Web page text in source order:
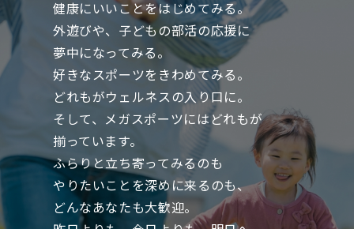
健康にいいことをはじめてみる。
外遊びや、子どもの部活の応援に
夢中になってみる。
好きなスポーツをきわめてみる。
どれもがウェルネスの入り口に。
そして、メガスポーツにはどれもが
揃っています。
ふらりと立ち寄ってみるのも
やりたいことを深めに来るのも、
どんなあなたも大歓迎。